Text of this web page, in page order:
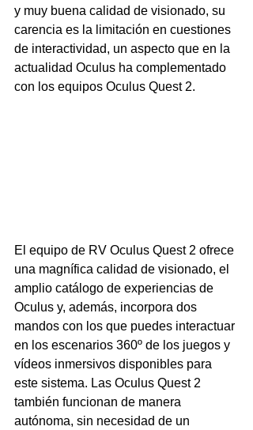
y muy buena calidad de visionado, su
carencia es la limitación en cuestiones
de interactividad, un aspecto que en la
actualidad Oculus ha complementado
con los equipos Oculus Quest 2.
El equipo de RV Oculus Quest 2 ofrece
una magnífica calidad de visionado, el
amplio catálogo de experiencias de
Oculus y, además, incorpora dos
mandos con los que puedes interactuar
en los escenarios 360º de los juegos y
vídeos inmersivos disponibles para
este sistema. Las Oculus Quest 2
también funcionan de manera
autónoma, sin necesidad de un